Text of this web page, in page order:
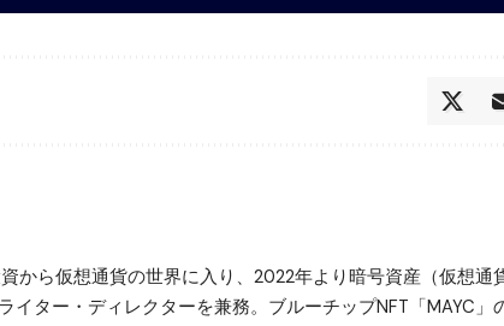
から仮想通貨の世界に入り、2022年より暗号資産（仮想通
イター・ディレクターを兼務。ブルーチップNFT「MAYC」